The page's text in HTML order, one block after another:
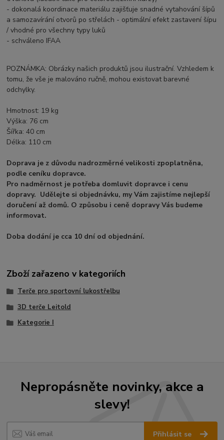
- dokonalá koordinace materiálu zajišťuje snadné vytahování šípů
a samozavírání otvorů po střelách - optimální efekt zastavení šípu
/ vhodné pro všechny typy luků
- schváleno IFAA
POZNÁMKA: Obrázky našich produktů jsou ilustrační. Vzhledem k
tomu, že vše je malováno ručně, mohou existovat barevné
odchylky.
Hmotnost: 19 kg
Výška: 76 cm
Šířka: 40 cm
Délka: 110 cm
Doprava je z důvodu nadrozměrné velikosti zpoplatněna,
podle ceníku dopravce.
Pro nadměrnost je potřeba domluvit dopravce i cenu
dopravy. Udělejte si objednávku, my Vám zajistíme nejlepší
doručení až domů. O způsobu i ceně dopravy Vás budeme
informovat.
Doba dodání je cca 10 dní od objednání.
Zboží zařazeno v kategoriích
Terče pro sportovní lukostřelbu
3D terče Leitold
Kategorie I
Nepropásněte novinky, akce a
slevy!
Přihlásit se